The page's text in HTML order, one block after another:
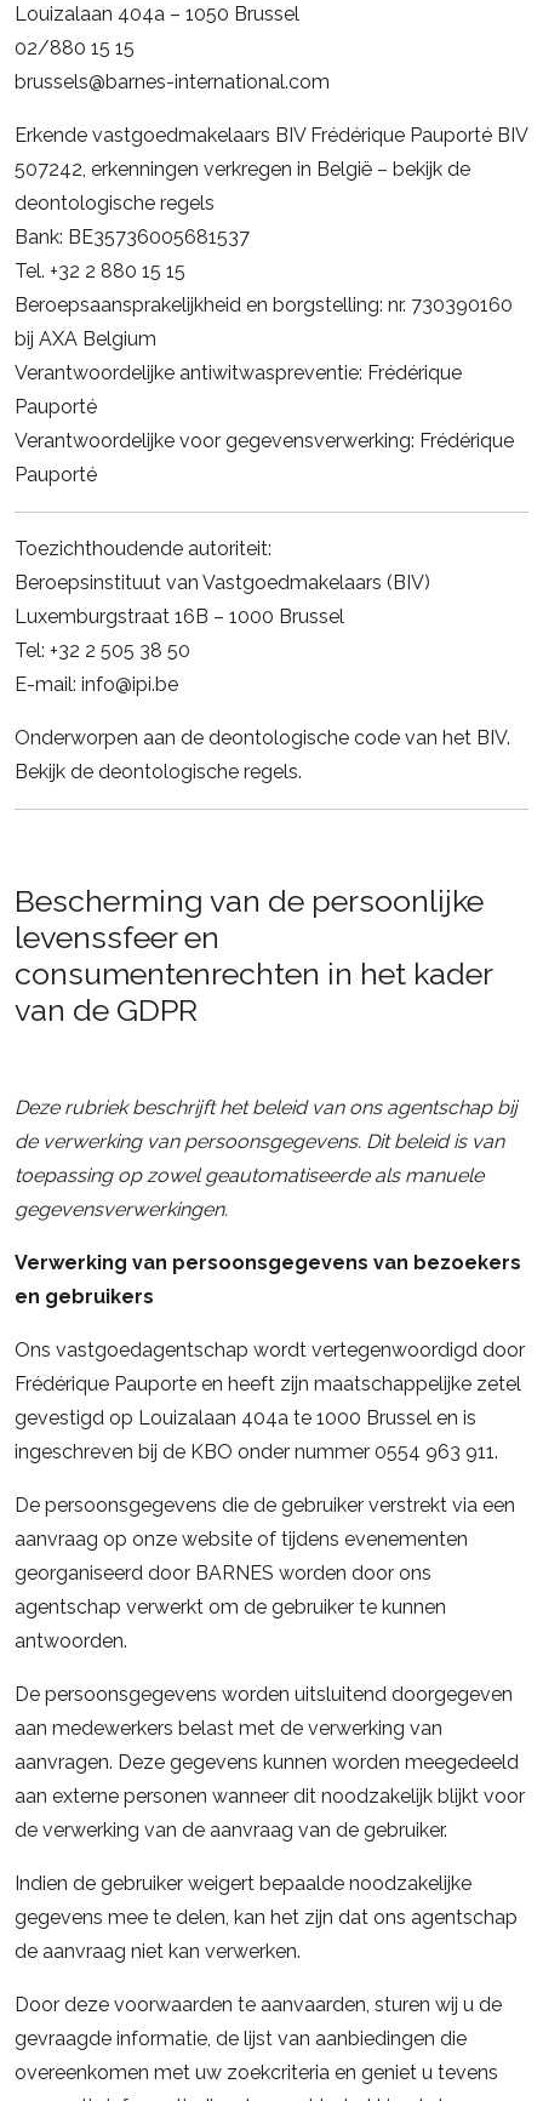
Louizalaan 404a – 1050 Brussel
02/880 15 15
brussels@barnes-international.com
Erkende vastgoedmakelaars BIV Frédérique Pauporté BIV
507242, erkenningen verkregen in België – bekijk de
deontologische regels
Bank: BE35736005681537
Tel. +32 2 880 15 15
Beroepsaansprakelijkheid en borgstelling: nr. 730390160
bij AXA Belgium
Verantwoordelijke antiwitwaspreventie: Frédérique
Pauporté
Verantwoordelijke voor gegevensverwerking: Frédérique
Pauporté
Toezichthoudende autoriteit:
Beroepsinstituut van Vastgoedmakelaars (BIV)
Luxemburgstraat 16B – 1000 Brussel
Tel: +32 2 505 38 50
E-mail: info@ipi.be
Onderworpen aan de deontologische code van het BIV.
Bekijk de deontologische regels.
Bescherming van de persoonlijke
levenssfeer en
consumentenrechten in het kader
van de GDPR
Deze rubriek beschrijft het beleid van ons agentschap bij
de verwerking van persoonsgegevens. Dit beleid is van
toepassing op zowel geautomatiseerde als manuele
gegevensverwerkingen.
Verwerking van persoonsgegevens van bezoekers
en gebruikers
Ons vastgoedagentschap wordt vertegenwoordigd door
Frédérique Pauporte en heeft zijn maatschappelijke zetel
gevestigd op Louizalaan 404a te 1000 Brussel en is
ingeschreven bij de KBO onder nummer 0554 963 911.
De persoonsgegevens die de gebruiker verstrekt via een
aanvraag op onze website of tijdens evenementen
georganiseerd door BARNES worden door ons
agentschap verwerkt om de gebruiker te kunnen
antwoorden.
De persoonsgegevens worden uitsluitend doorgegeven
aan medewerkers belast met de verwerking van
aanvragen. Deze gegevens kunnen worden meegedeeld
aan externe personen wanneer dit noodzakelijk blijkt voor
de verwerking van de aanvraag van de gebruiker.
Indien de gebruiker weigert bepaalde noodzakelijke
gegevens mee te delen, kan het zijn dat ons agentschap
de aanvraag niet kan verwerken.
Door deze voorwaarden te aanvaarden, sturen wij u de
gevraagde informatie, de lijst van aanbiedingen die
overeenkomen met uw zoekcriteria en geniet u tevens